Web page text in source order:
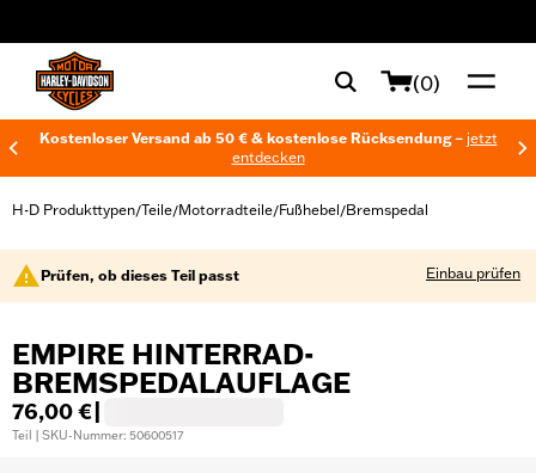
(0)
Kostenloser Versand ab 50 € & kostenlose Rücksendung – jetzt
entdecken
H-D Produkttypen/Teile/Motorradteile/Fußhebel/Bremspedal
Prüfen, ob dieses Teil passt Einbau prüfen
EMPIRE HINTERRAD-
BREMSPEDALAUFLAGE
76,00 €
Teil | SKU-Nummer: 50600517